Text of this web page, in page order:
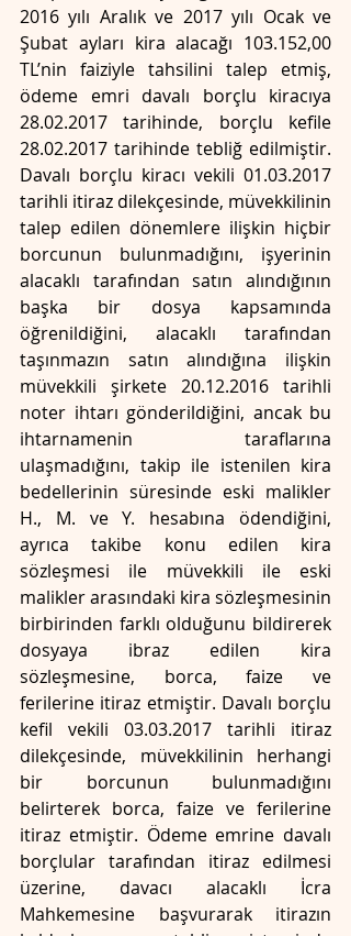
2016 yılı Aralık ve 2017 yılı Ocak ve
Şubat ayları kira alacağı 103.152,00
TL’nin faiziyle tahsilini talep etmiş,
ödeme emri davalı borçlu kiracıya
28.02.2017 tarihinde, borçlu kefile
28.02.2017 tarihinde tebliğ edilmiştir.
Davalı borçlu kiracı vekili 01.03.2017
tarihli itiraz dilekçesinde, müvekkilinin
talep edilen dönemlere ilişkin hiçbir
borcunun bulunmadığını, işyerinin
alacaklı tarafından satın alındığının
başka bir dosya kapsamında
öğrenildiğini, alacaklı tarafından
taşınmazın satın alındığına ilişkin
müvekkili şirkete 20.12.2016 tarihli
noter ihtarı gönderildiğini, ancak bu
ihtarnamenin taraflarına
ulaşmadığını, takip ile istenilen kira
bedellerinin süresinde eski malikler
H., M. ve Y. hesabına ödendiğini,
ayrıca takibe konu edilen kira
sözleşmesi ile müvekkili ile eski
malikler arasındaki kira sözleşmesinin
birbirinden farklı olduğunu bildirerek
dosyaya ibraz edilen kira
sözleşmesine, borca, faize ve
ferilerine itiraz etmiştir. Davalı borçlu
kefil vekili 03.03.2017 tarihli itiraz
dilekçesinde, müvekkilinin herhangi
bir borcunun bulunmadığını
belirterek borca, faize ve ferilerine
itiraz etmiştir. Ödeme emrine davalı
borçlular tarafından itiraz edilmesi
üzerine, davacı alacaklı İcra
Mahkemesine başvurarak itirazın